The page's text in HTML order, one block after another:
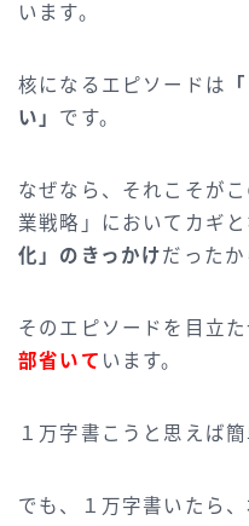
います。
核になるエピソードは
い」 です。
なぜなら、それこそが
業戦略」においてカギと
化」のきっかけだったか
そのエピソードを目立
部省いて います。
１万字書こうと思えば簡
でも、１万字書いたら